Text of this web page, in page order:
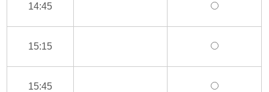
14:45
15:15
15:45